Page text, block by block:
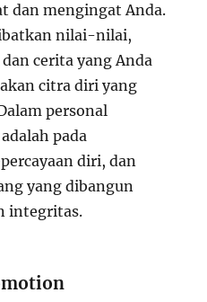
dan mengingat Anda.
nilai-nilai,
cerita yang Anda
citra diri yang
personal
pada
diri, dan
yang dibangun
integritas.